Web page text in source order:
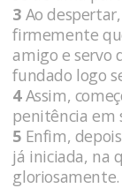
3 Ao
firmemente
amigo e servo
fundado logo
4Assim,
penitência em
5 Enfim,
já iniciada, na
gloriosamente.